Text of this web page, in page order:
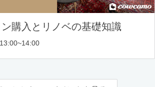
購入とリノベの基礎知識